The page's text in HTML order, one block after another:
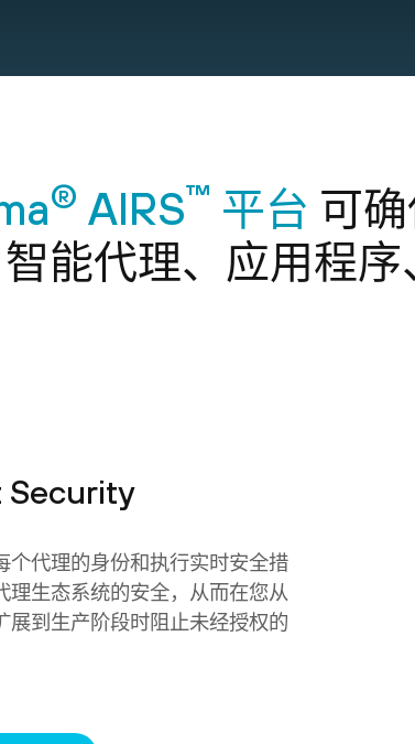
® AIRS™ 平台 可
智能代理、应用程
Security
个代理的身份和执行实时安全措
理生态系统的安全，从而在您从
展到生产阶段时阻止未经授权的